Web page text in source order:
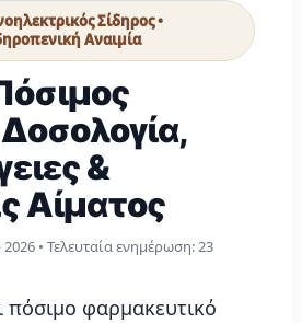
Σίδηρος •
Αναιμία
&
Αίματος
• Τελευταία ενημέρωση:23
πόσιμο φαρμακευτικό